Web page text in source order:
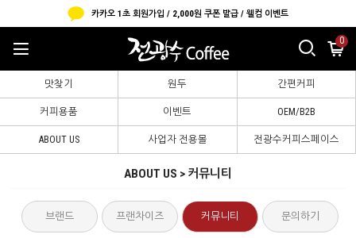
카카오 1초 회원가입 / 2,000원 쿠폰 발급 / 웰컴 이벤트
0
맛찾기 원두 간편커피
커피용품 이벤트 OEM/B2B
ABOUT US 사업자 전용몰 전광수커피스페이스
ABOUT US > 커뮤니티
브랜드 프랜차이즈 커뮤니티 문의하기